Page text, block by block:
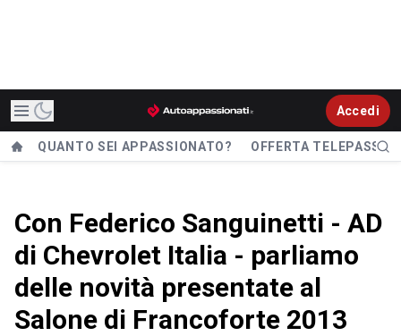
Accedi
QUANTO SEI APPASSIONATO? OFFERTA TELEPASS
Con Federico Sanguinetti - AD
di Chevrolet Italia - parliamo
delle novità presentate al
Salone di Francoforte 2013